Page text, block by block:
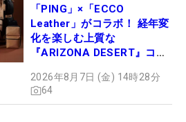
「PING」×「ECCO
Leather」がコラボ！ 経年変
化を楽しむ上質な
『ARIZONA DESERT』コレ
ュー
2026年8月7日 (金) 14時28分
64